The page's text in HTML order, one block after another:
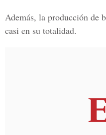
Además, la producción de
casi en su totalidad.